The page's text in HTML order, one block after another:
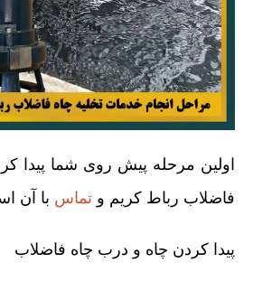
اولین مرحله پیش روی شما پیدا
فاضلاب رباط کریم و تماس با آن
پیدا کردن چاه و درب چاه فاضلاب